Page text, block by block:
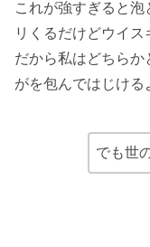
これが強すぎると
リくるだけどウイス
だから私はどちらか
がを包んではじける
でも世